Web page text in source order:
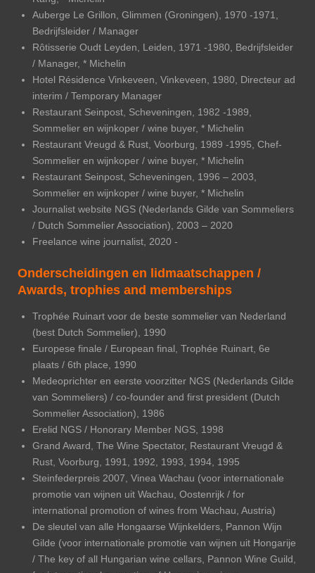
Auberge Le Grillon, Glimmen (Groningen), 1970 -1971,
Bedrijfsleider / Manager
Rôtisserie Oudt Leyden, Leiden, 1971 -1980, Bedrijfsleider
/ Manager, * Michelin
Hotel Résidence Vinkeveen, Vinkeveen, 1980, Directeur ad
interim / Temporary Manager
Restaurant Seinpost, Scheveningen, 1982 -1989,
Sommelier en wijnkoper / wine buyer, * Michelin
Restaurant Vreugd & Rust, Voorburg, 1989 -1995, Chef-
Sommelier en wijnkoper / wine buyer, * Michelin
Restaurant Seinpost, Scheveningen, 1996 – 2003,
Sommelier en wijnkoper / wine buyer, * Michelin
Journalist website NGS (Nederlands Gilde van Sommeliers
/ Dutch Sommelier Association), 2003 – 2020
Freelance wine journalist, 2020 -
Onderscheidingen en lidmaatschappen /
Awards, trophies and memberships
Trophée Ruinart voor de beste sommelier van Nederland
(best Dutch Sommelier), 1990
Europese finale / European final, Trophée Ruinart, 6e
plaats / 6th place, 1990
Medeoprichter en eerste voorzitter NGS (Nederlands Gilde
van Sommeliers) / co-founder and first president (Dutch
Sommelier Association), 1986
Erelid NGS / Honorary Member NGS, 1998
Grand Award, The Wine Spectator, Restaurant Vreugd &
Rust, Voorburg, 1991, 1992, 1993, 1994, 1995
Steinfederpreis 2007, Vinea Wachau (voor internationale
promotie van wijnen uit Wachau, Oostenrijk / for
international promotion of wines from Wachau, Austria)
De sleutel van alle Hongaarse Wijnkelders, Pannon Wijn
Gilde (voor internationale promotie van wijnen uit Hongarije
/ The key of all Hungarian wine cellars, Pannon Wine Guild,